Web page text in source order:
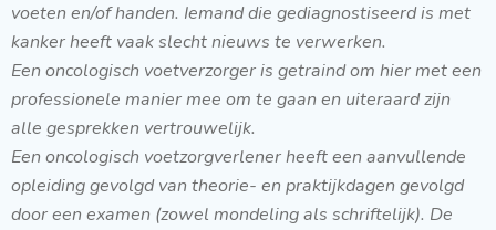
voeten en/of handen. Iemand die gediagnostiseerd is met
kanker heeft vaak slecht nieuws te verwerken.
Een oncologisch voetverzorger is getraind om hier met een
professionele manier mee om te gaan en uiteraard zijn
alle gesprekken vertrouwelijk.
Een oncologisch voetzorgverlener heeft een aanvullende
opleiding gevolgd van theorie- en praktijkdagen gevolgd
door een examen (zowel mondeling als schriftelijk). De